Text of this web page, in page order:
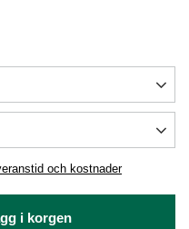
och kostnader
i korgen